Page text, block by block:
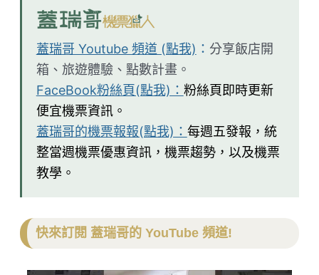
蓋瑞哥 Youtube 頻道 (點我) ： 分享飯店開
箱、旅遊體驗、點數計畫。
FaceBook粉絲頁(點我)： 粉絲頁即時更新
便宜機票資訊。
蓋瑞哥的機票報報(點我)： 每週五發報，統
整當週機票優惠資訊，機票趨勢，以及機票
教學。
快來訂閱 蓋瑞哥的 YouTube 頻道!